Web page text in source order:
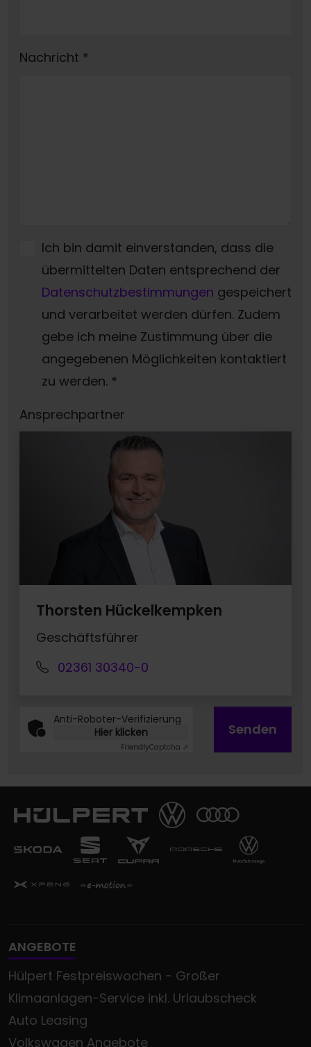
Nachricht *
Ich bin damit einverstanden, dass die
übermittelten Daten entsprechend der
Datenschutzbestimmungen gespeichert
und verarbeitet werden dürfen. Zudem
gebe ich meine Zustimmung über die
angegebenen Möglichkeiten kontaktiert
zu werden. *
Ansprechpartner
Thorsten Hückelkempken
Geschäftsführer
02361 30340-0
Anti-Roboter-Verifizierung
Hier klicken
FriendlyCaptcha ⇗
Senden
ANGEBOTE
Hülpert Festpreiswochen - Großer
Klimaanlagen-Service inkl. Urlaubscheck
Auto Leasing
Volkswagen Angebote